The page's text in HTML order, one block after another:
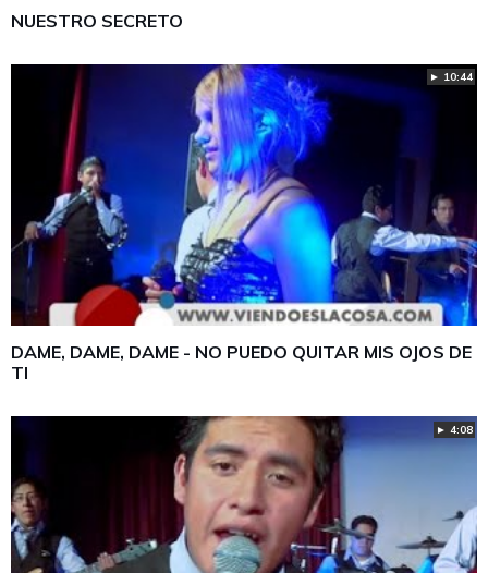
NUESTRO SECRETO
► 10:44
DAME, DAME, DAME - NO PUEDO QUITAR MIS OJOS DE
TI
► 4:08